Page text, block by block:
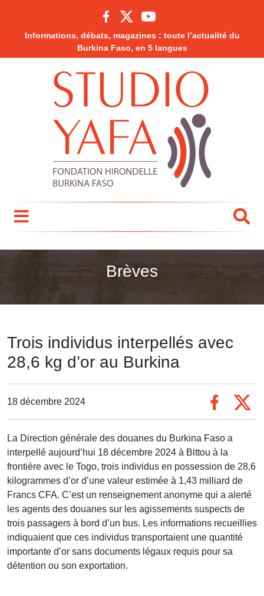
Informations, débats, magazines : toute l’actualité du
Burkina Faso, en 5 langues
Brèves
Trois individus interpellés avec
28,6 kg d’or au Burkina
18 décembre 2024
La Direction générale des douanes du Burkina Faso a
interpellé aujourd’hui 18 décembre 2024 à Bittou à la
frontière avec le Togo, trois individus en possession de 28,6
kilogrammes d’or d’une valeur estimée à 1,43 milliard de
Francs CFA. C’est un renseignement anonyme qui a alerté
les agents des douanes sur les agissements suspects de
trois passagers à bord d’un bus. Les informations recueillies
indiquaient que ces individus transportaient une quantité
importante d’or sans documents légaux requis pour sa
détention ou son exportation.